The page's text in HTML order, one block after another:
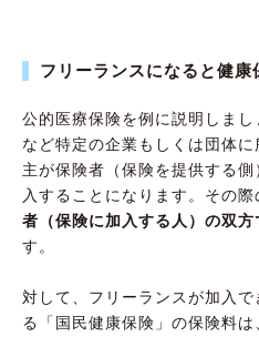
（C）仕事でトラブル
フリーランスの保険料
ソ？本当？
まとめ
フリーランスになると健康
公的医療保険を例に説明しま
など特定の企業もしくは団体
主が保険者（保険を提供する側
入することになります。その際
者（保険に加入する人）の双
す。
対して、フリーランスが加入
る「国民健康保険」の保険料は